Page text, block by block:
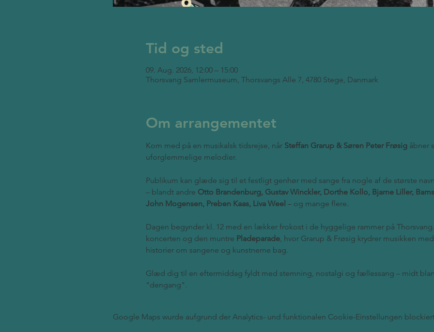
Tid og sted
09. Aug. 2026, 12:00 – 15:00
Thorsvang Samlermuseum, Thorsvangs Alle 7, 4780 Stege, Danmark
Om arrangementet
Kom med på en musikalsk tidsrejse, når Steffan Grarup & Søren Peter Frøsig åbner
uforglemmelige melodier.
Publikum kan glæde sig til et festligt genhør med sange fra nogle af de største
– blandt andre Otto Brandenburg, Gustav Winckler, Dorthe Kollo, Bjarne Liller,
John Mogensen, Preben Kaas, Liva Weel – og mange flere.
Dagen begynder kl. 12 med en lækker frokost i de hyggelige rammer på
koncerten og den muntre Pladeparade, hvor Grarup & Frøsig krydrer musikken
historier om sangene og kunstnerne bag.
Glæd dig til en eftermiddag fyldt med stemning, nostalgi og fællessang – midt
"dengang".
Google Maps wurde aufgrund der Analytics- und funktionalen Cookie-Einstellungen